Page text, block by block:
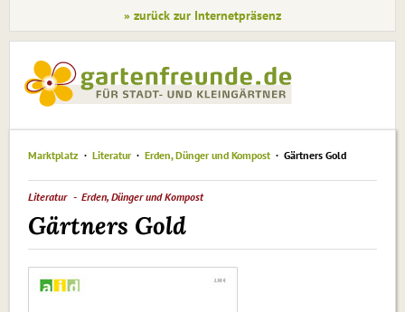
» zurück zur Internetpräsenz
Marktplatz Literatur Erden, Dünger und Kompost Gärtners Gold
Literatur Erden, Dünger und Kompost
Gärtners Gold